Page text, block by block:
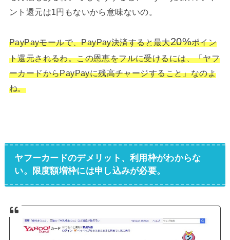
ント還元は1円もないから意味ないの。
PayPayモールで、PayPay決済すると最大20%ポイン
ト還元されるわ。この恩恵をフルに受けるには、「ヤフ
ーカードからPayPayに残高チャージすること」なのよ
ね。
ヤフーカードのデメリット、利用枠がわからな
い。限度額増枠には申し込みが必要。